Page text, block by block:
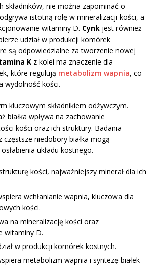
składników, nie można zapominać o
istotną rolę w mineralizacji kości, a
witaminy D. Cynk jest również
udział w produkcji komórek
są odpowiedzialne za tworzenie nowej
K z kolei ma znaczenie dla
które regulują metabolizm wapnia, co
wydolność kości.
kluczowym składnikiem odżywczym.
białka wpływa na zachowanie
kości oraz ich struktury. Badania
częstsze niedobory białka mogą
układu kostnego.
kości, najważniejszy minerał dla ich
wchłanianie wapnia, kluczowa dla
kości.
na mineralizację kości oraz
witaminy D.
w produkcji komórek kostnych.
metabolizm wapnia i syntezę białek